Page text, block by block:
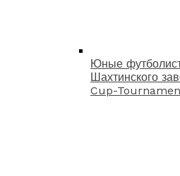
Юные
Шахтинского
Cup-